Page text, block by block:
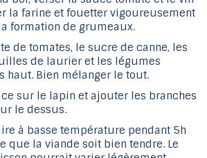
la farine et fouetter vigoureusement
formation de grumeaux.
de tomates, le sucre de canne, les
de laurier et les légumes
haut. Bien mélanger le tout.
sur le lapin et ajouter les branches
le dessus.
à basse température pendant 5h
que la viande soit bien tendre. Le